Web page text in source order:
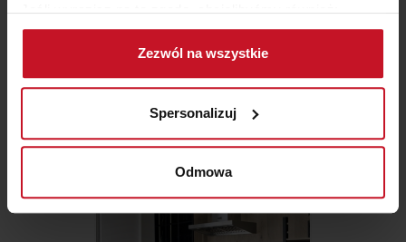
Jeśli wyrazisz na to zgodę, chcielibyśmy również:
Gromadzić dane dotyczące Twojej lokalizacji
geograficznej z dokładnością nawet do kilku metrów
Identyfikować Twoje urządzenie, aktywnie
(fingerprinting, czyli wirtualny odcisk palca)
Dowiedz się więcej odnośnie tego, jak Twoje osobiste
dane są przetwarzane oraz ustaw własne preferencje w
zmienić lub wycofać swoją zgodę w dowolnej chwili.
Zezwól na wszystkie
Spersonalizuj
Odmowa
KRZESŁO A-0811
OD380 ZŁ